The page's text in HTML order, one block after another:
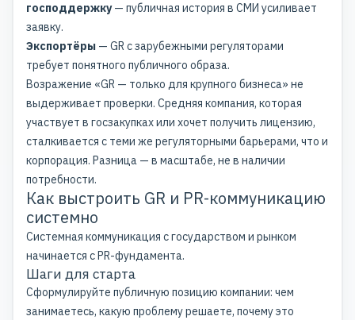
господдержку— публичная история в СМИ усиливает
заявку.
Экспортёры — GR с зарубежными регуляторами
требует понятного публичного образа.
Возражение «GR — только для крупного бизнеса» не
выдерживает проверки. Средняя компания, которая
участвует в госзакупках или хочет получить лицензию,
сталкивается с теми же регуляторными барьерами, что и
корпорация. Разница — в масштабе, не в наличии
потребности.
Как выстроить GR и PR-коммуникацию
системно
Системная коммуникация с государством и рынком
начинается с PR-фундамента.
Шаги для старта
Сформулируйте публичную позицию компании: чем
занимаетесь, какую проблему решаете, почему это